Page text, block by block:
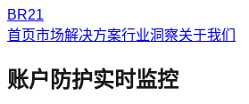
BR21
首页市场解决方案行业洞察关于我们
账户防护实时监控